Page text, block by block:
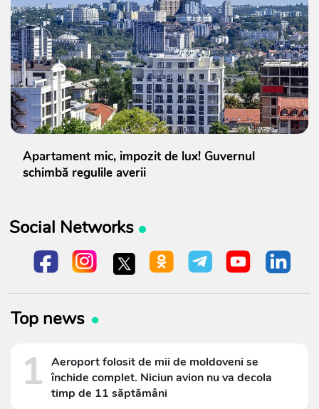
Apartament mic, impozit de lux! Guvernul
schimbă regulile averii
Social Networks
Top news
1 Aeroport folosit de mii de moldoveni se
închide complet. Niciun avion nu va decola
timp de 11 săptămâni